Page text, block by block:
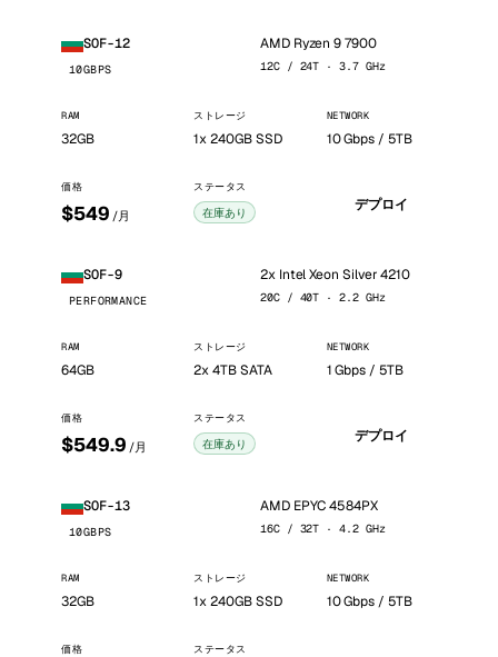
SOF-12
10GBPS
AMD Ryzen 9 7900
12C / 24T · 3.7 GHz
RAM
32GB
ストレージ
1x 240GB SSD
NETWORK
10 Gbps / 5TB
価格
$549 /月
ステータス
在庫あり デプロイ
SOF-9
PERFORMANCE
2x Intel Xeon Silver 4210
20C / 40T · 2.2 GHz
RAM
64GB
ストレージ
2x 4TB SATA
NETWORK
1 Gbps / 5TB
価格
$549.9 /月
ステータス
在庫あり デプロイ
SOF-13
10GBPS
AMD EPYC 4584PX
16C / 32T · 4.2 GHz
RAM
32GB
ストレージ
1x 240GB SSD
NETWORK
10 Gbps / 5TB
価格 ステータス